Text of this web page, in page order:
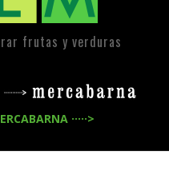
frutas y verduras
·····>